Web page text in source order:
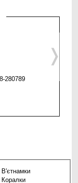
280789
❭
В'єтнамки
Коралки